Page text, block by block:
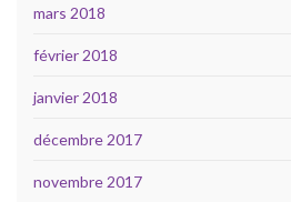
mars 2018
février 2018
janvier 2018
décembre 2017
novembre 2017